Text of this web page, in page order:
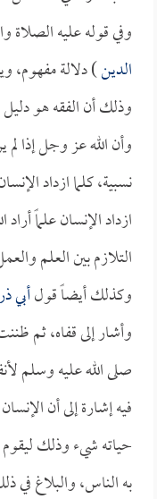
وفي قوله عليه الصلاة
الدين) دلالة مفهوم،
وذلك أن الفقه هو
وأن الله عز وجل إذا
نسبية، كلما ازداد
ازداد الإنسان علماً
التلازم بين العلم
وكذلك أيضاً قولأبي
وأشار إلى قفاه، ثم
صلى الله عليه وسلم
فيه إشارة إلى أن
حياته شيء وذلك
به الناس، والبلاغ في